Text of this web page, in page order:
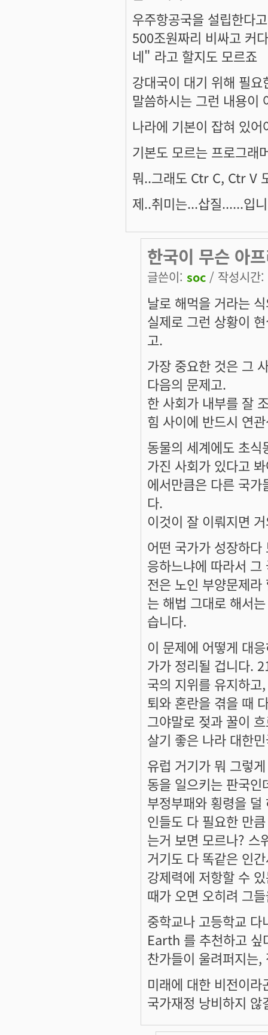
우주항공국을 설립한다
500조원짜리 비싸고 커
네" 라고 할지도 모르죠
강대국이 대기 위해 필요
말씀하시는 그런 내용이
나라에 기본이 잡혀 있
기본도 모르는 프로그래
뭐..그래도 Ctr C, Ctr V
제..취미는...삽질......입
한국이 무슨 아
글쓴이: soc / 작성시간
날로 해먹을 거라는
실제로 그런 상황이
고.
가장 중요한 것은 그
다음의 문제고.
한 사회가 내부를 잘
힘 사이에 반드시 연
동물의 세계에도 초
가진 사회가 있다고
에서만큼은 다른 국
다.
이것이 잘 이뤄지면
어떤 국가가 성장하
응하느냐에 따라서
전은 노인 부양문제
는 해법 그대로 해서
습니다.
이 문제에 어떻게 대
가가 정리될 겁니다.
국의 지위를 유지하
퇴와 혼란을 겪을 때
그야말로 젖과 꿀이
살기 좋은 나라 대한
유럽 거기가 뭐 그렇
동을 일으키는 판국
부정부패와 횡령을
인들도 다 필요한 만
는거 보면 모르나? 스
거기도 다 똑같은 인
강제력에 저항할 수
때가 오면 오히려 그
중학교나 고등학교
Earth 를 추천하고 싶
찬가들이 울려퍼지는
미래에 대한 비전이
국가재정 낭비하지 않